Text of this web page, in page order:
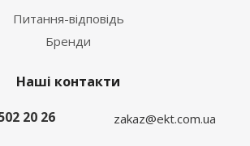
Питання-відповідь
Бренди
Наші контакти
20 26
zakaz@ekt.com.ua